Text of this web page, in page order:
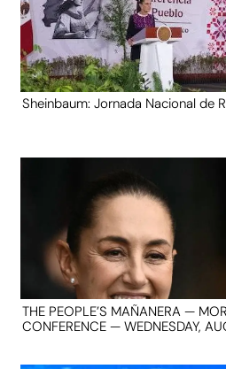
Sheinbaum: Jornada Nacional de
THE PEOPLE’S MAÑANERA —
CONFERENCE — WEDNESDAY,